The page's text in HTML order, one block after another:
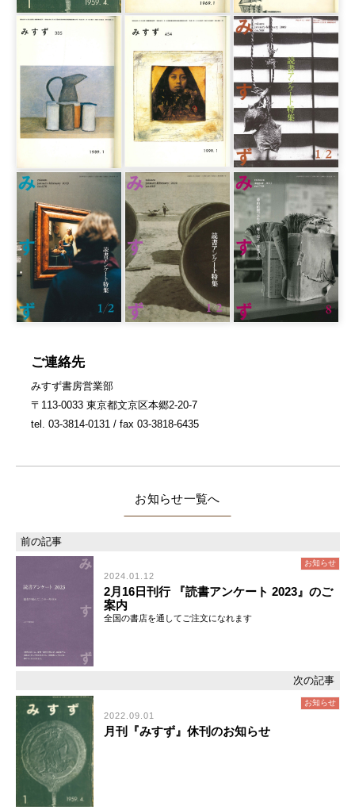
ご連絡先
みすず書房営業部
〒113-0033 東京都文京区本郷2-20-7
tel. 03-3814-0131 / fax 03-3818-6435
お知らせ
お知らせ
2024.01.12
2月16日刊行 『読書アンケート 2023』のご
案内
全国の書店を通してご注文になれます
お知らせ
2022.09.01
月刊『みすず』休刊のお知らせ